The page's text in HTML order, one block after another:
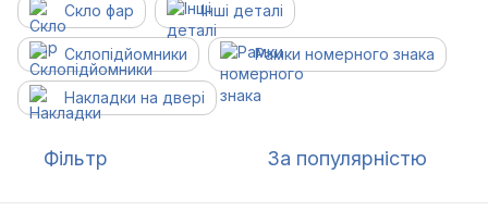
Скло фар Інші деталі
Склопідйомники Рамки номерного знака
Накладки на двері
Фільтр За популярністю